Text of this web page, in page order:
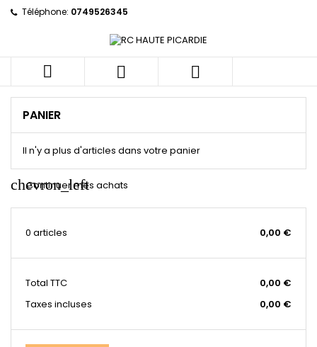
Téléphone: 0749526345
  
PANIER
Il n'y a plus d'articles dans votre panier
chevron_left
Continuer mes achats
0 articles 0,00 €
Total TTC
0,00 €
Taxes incluses
0,00 €